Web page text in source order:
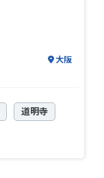
大阪
道明寺